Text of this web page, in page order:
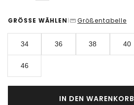
GRÖSSE WÄHLEN | Größentabelle
34 36 38 40
46
IN DEN WARENKORB